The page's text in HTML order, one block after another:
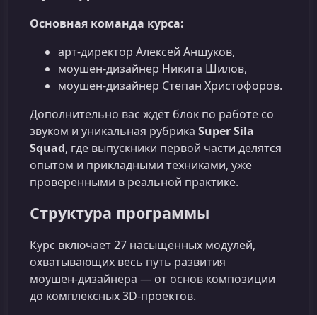
Основная команда курса:
арт‑директор Алексей Аншуков,
моушен‑дизайнер Никита Шилов,
моушен‑дизайнер Степан Христофоров.
Дополнительно вас ждёт блок по работе со
звуком и уникальная рубрика Super Sila
Squad, где выпускники первой части делятся
опытом и прикладными техниками, уже
проверенными в реальной практике.
Структура программы
Курс включает 27 насыщенных модулей,
охватывающих весь путь развития
моушен‑дизайнера — от основ композиции
до комплексных 3D‑проектов.